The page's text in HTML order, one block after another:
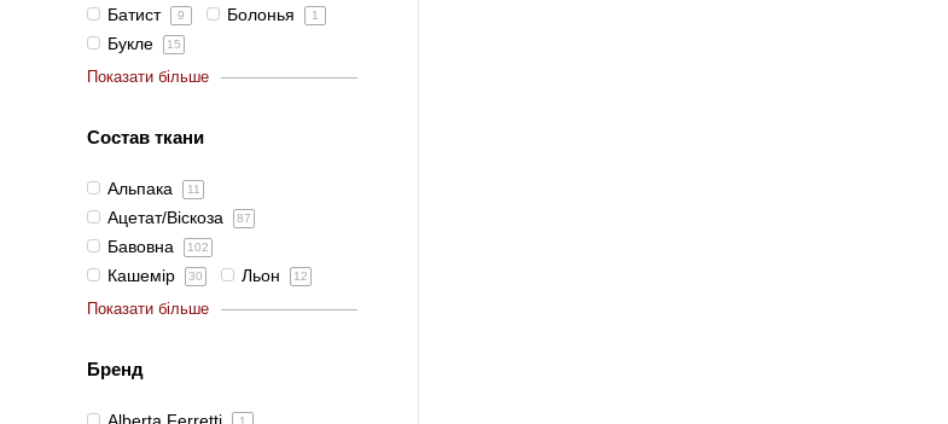
Батист 9 Болонья 1
Букле 15
Показати більше
Состав ткани
Альпака 11
Ацетат/Віскоза 87
Бавовна 102
Кашемір 30 Льон 12
Показати більше
Бренд
1